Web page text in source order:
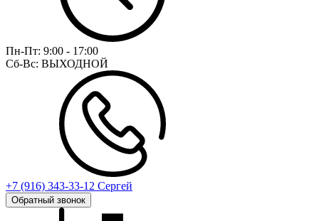
Пн-Пт: 9:00 - 17:00
Сб-Вс: ВЫХОДНОЙ
+7 (916) 343-33-12 Сергей
Обратный звонок